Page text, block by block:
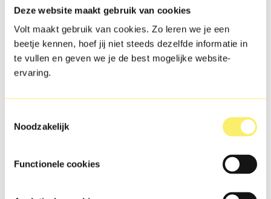
Deze website maakt gebruik van cookies
Volt maakt gebruik van cookies. Zo leren we je een
beetje kennen, hoef jij niet steeds dezelfde informatie in
te vullen en geven we je de best mogelijke website-
ervaring.
Noodzakelijk
Functionele cookies
werk je aan belangrijke skills voor later
zoek gaat naar oplossingen. Hoe je die uitwerkt, bepaal je
Zo ontdek je welke kwaliteiten nodig zijn om tot een goed